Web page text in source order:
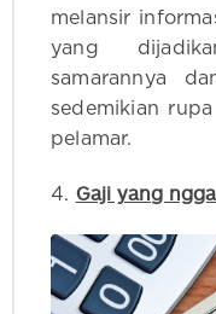
melansir
yang
samarannya
sedemikian
pelamar.
4. Gaji yang